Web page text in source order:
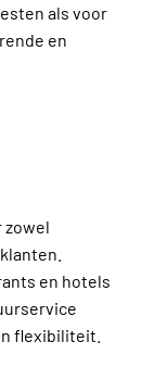
als voor
en
zowel
en hotels
flexibiliteit.